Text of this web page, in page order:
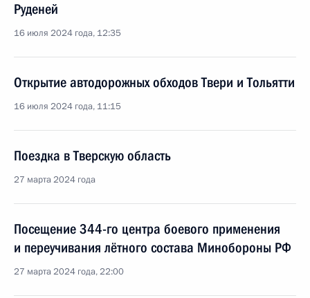
Руденей
16 июля 2024 года, 12:35
Открытие автодорожных обходов Твери и Тольятти
16 июля 2024 года, 11:15
Поездка в Тверскую область
27 марта 2024 года
Посещение 344-го центра боевого применения
и переучивания лётного состава Минобороны РФ
27 марта 2024 года, 22:00